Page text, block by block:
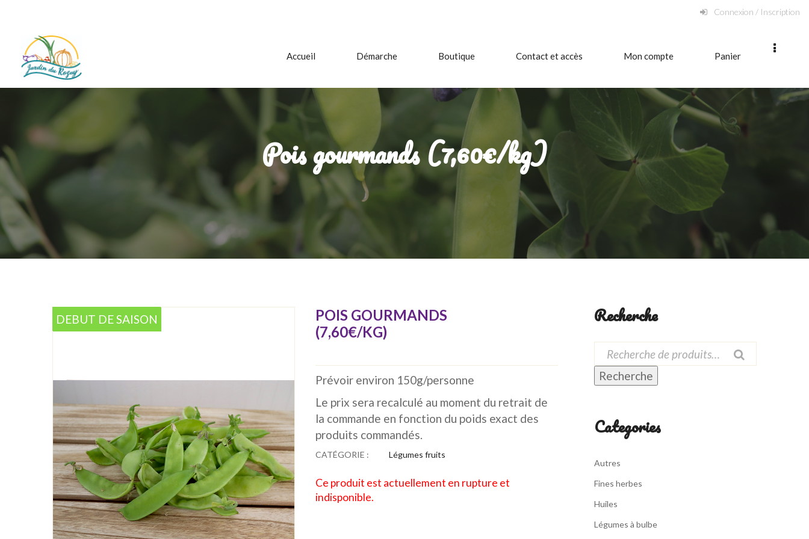
Connexion / Inscription
Accueil Démarche Boutique Contact et accès Mon compte Panier
Pois gourmands (7,60€/kg)
DEBUT DE SAISON
DEBUT DE SAISON
POIS GOURMANDS
(7,60€/KG)
Prévoir environ 150g/personne
Le prix sera recalculé au moment du retrait de
la commande en fonction du poids exact des
produits commandés.
CATÉGORIE : Légumes fruits
Ce produit est actuellement en rupture et
indisponible.
Recherche
Recherche
Categories
Autres
Fines herbes
Huiles
Légumes à bulbe